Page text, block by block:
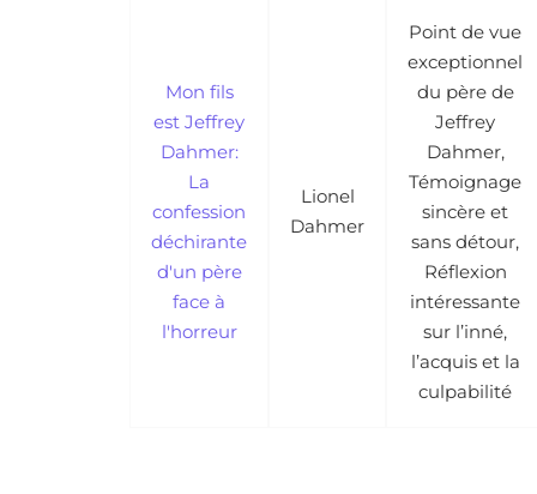
Mon fils
est Jeffrey
Dahmer:
La
confession
déchirante
d'un père
face à
l'horreur
Lionel
Dahmer
Point de vue
exceptionnel
du père de
Jeffrey
Dahmer,
Témoignage
sincère et
sans détour,
Réflexion
intéressante
sur l’inné,
l’acquis et la
culpabilité